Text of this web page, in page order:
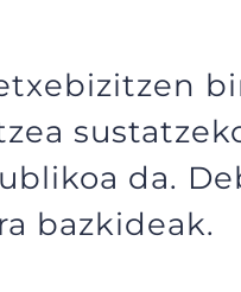
da.
bazkideak.